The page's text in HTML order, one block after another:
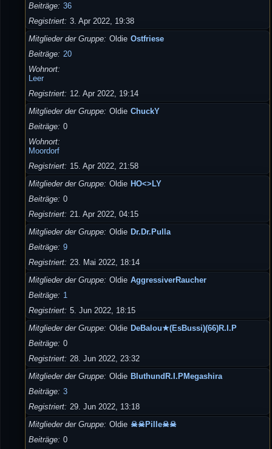
Beiträge
36
Registriert
3. Apr 2022, 19:38
Mitglieder der Gruppe
Oldie Ostfriese
Beiträge
20
Wohnort
Leer
Registriert
12. Apr 2022, 19:14
Mitglieder der Gruppe
Oldie ChuckY
Beiträge
0
Wohnort
Moordorf
Registriert
15. Apr 2022, 21:58
Mitglieder der Gruppe
Oldie HO<>LY
Beiträge
0
Registriert
21. Apr 2022, 04:15
Mitglieder der Gruppe
Oldie Dr.Dr.Pulla
Beiträge
9
Registriert
23. Mai 2022, 18:14
Mitglieder der Gruppe
Oldie AggressiverRaucher
Beiträge
1
Registriert
5. Jun 2022, 18:15
Mitglieder der Gruppe
Oldie DeBalou★(EsBussi)(66)R.I.P
Beiträge
0
Registriert
28. Jun 2022, 23:32
Mitglieder der Gruppe
Oldie BluthundR.I.PMegashira
Beiträge
3
Registriert
29. Jun 2022, 13:18
Mitglieder der Gruppe
Oldie ☠☠Pille☠☠
Beiträge
0